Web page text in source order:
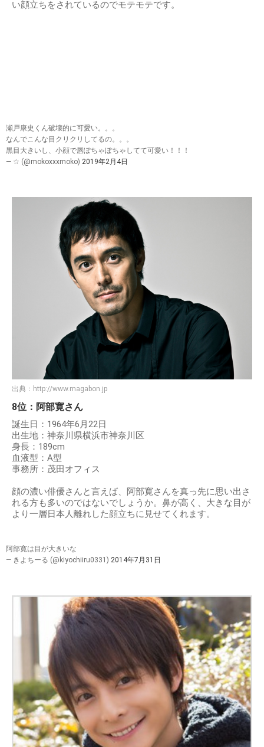
い顔立ちをされているのでモテモテです。
瀬戸康史くん破壊的に可愛い。。。
なんでこんな目クリクリしてるの。。。
黒目大きいし、小顔で唇ぽちゃぽちゃしてて可愛い！！！
— ☆ (@mokoxxxmoko) 2019年2月4日
出典： http://www.magabon.jp
8位：阿部寛さん
誕生日：1964年6月22日
出生地：神奈川県横浜市神奈川区
身長：189cm
血液型：A型
事務所：茂田オフィス
顔の濃い俳優さんと言えば、阿部寛さんを真っ先に思い出さ
れる方も多いのではないでしょうか。鼻が高く、大きな目が
より一層日本人離れした顔立ちに見せてくれます。
阿部寛は目が大きいな
— きよちーる (@kiyochiiru0331) 2014年7月31日